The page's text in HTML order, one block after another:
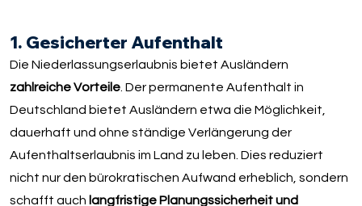
1. Gesicherter Aufenthalt
Die Niederlassungserlaubnis bietet Ausländern
zahlreiche Vorteile . Der permanente Aufenthalt in
Deutschland bietet Ausländern etwa die Möglichkeit,
dauerhaft und ohne ständige Verlängerung der
Aufenthaltserlaubnis im Land zu leben. Dies reduziert
nicht nur den bürokratischen Aufwand erheblich, sondern
schafft auch langfristige Planungssicherheit und